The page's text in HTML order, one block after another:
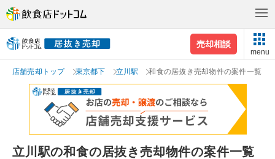
売却相談
menu
店舗売却トップ 東京都下 立川駅 和食の居抜き売却物件の案件一覧
立川駅の和食の居抜き売却物件の案件一覧